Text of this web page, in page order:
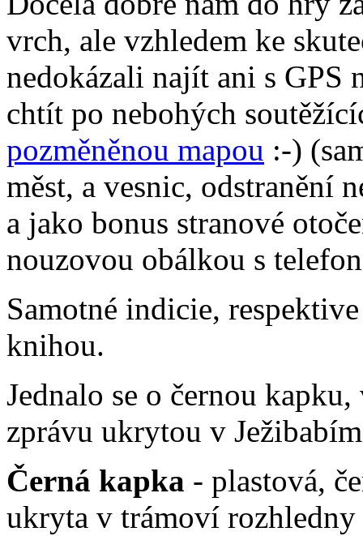
vrch, ale vzhledem ke
nedokázali najít ani s GPS
chtít po nebohých
pozměněnou mapou :-)
měst, a vesnic, odstranění
a jako bonus stranové
nouzovou obálkou s
Samotné indicie,
knihou.
Jednalo se o černou
zprávu ukrytou v
Černá kapka - plastová,
ukryta v trámoví